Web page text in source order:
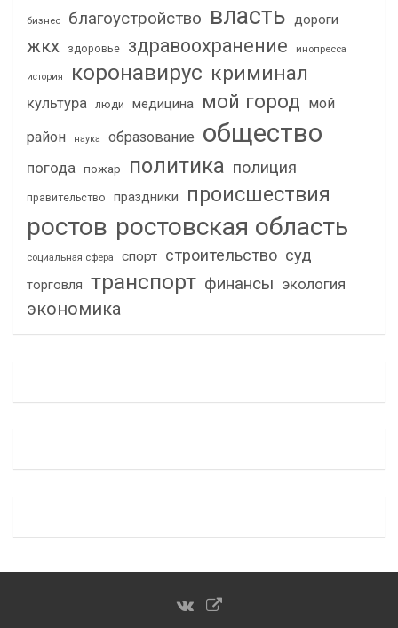
бизнес благоустройство власть дороги
жкх здоровье здравоохранение инопресса
история коронавирус криминал
культура люди медицина мой город мой
район
наука образование общество
погода пожар политика полиция
правительство праздники происшествия
ростов ростовская область
социальная сфера спорт строительство суд
торговля транспорт финансы экология
экономика